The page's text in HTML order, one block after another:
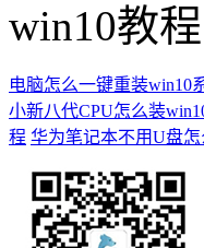
win10教程
电脑怎么一键重装win10
小新八代CPU怎么装
程 华为笔记本不用U盘